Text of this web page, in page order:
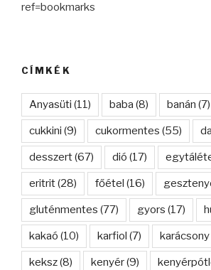
ref=bookmarks
CÍMKÉK
Anyasüti (11) baba (8) banán (7)
cukkini (9) cukormentes (55)
desszert(67) dió (17)
eritrit(28) főétel (16)
gluténmentes (77) gyors (17)
kakaó (10) karfiol (7) karácsony
keksz(8) kenyér(9)